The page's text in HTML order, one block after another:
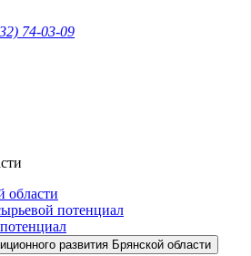
74-03-09
области
потенциал
развития Брянской области